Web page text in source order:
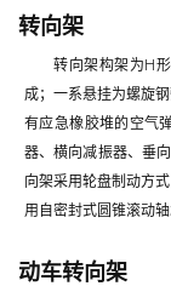
转向架
转向架构架为H
成；一系悬挂为螺旋
有应急橡胶堆的空气
器、横向减振器、垂
向架采用轮盘制动方
用自密封式圆锥滚动轴
动车转向架